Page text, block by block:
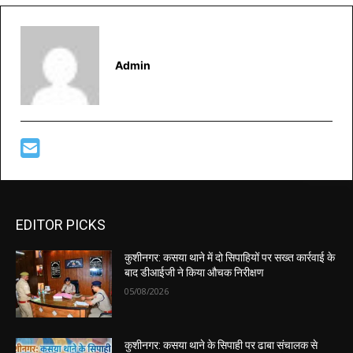
Admin
EDITOR PICKS
कुशीनगर: कसया थाने में दो सिपाहियों पर सख्त कार्रवाई के
बाद डीआईजी ने किया औचक निरीक्षण
05/08/2026
कुशीनगर: कसया थाने के सिपाही पर ढाबा संचालक से